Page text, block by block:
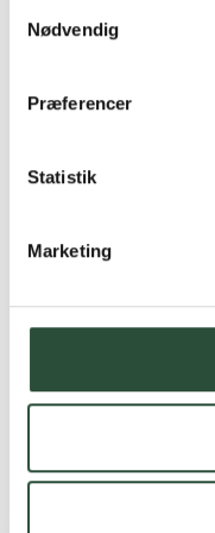
Nødvendig
Præferencer
Statistik
Marketing